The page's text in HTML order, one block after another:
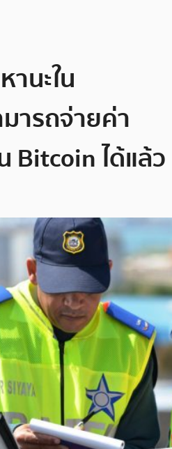
นะใน
ารถจ่ายค่า
Bitcoin ได้แล้ว